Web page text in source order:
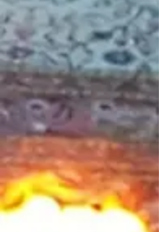
Clip de cendrier gris
Référence
SRV7000-494
En stock
Ajouter